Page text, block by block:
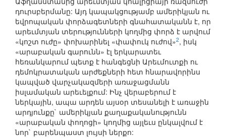
դուրսբերմանը: Այդ կապակցությամբ ամերիկյան ու
եվրոպական փորձագետների գնահատականն է, որ
արեւմտյան տերությունների կողմից փորձ է արվում
«կոշտ ուժը» փոխարինել «փափուկ ուժով»2, իսկ
«արաբական գարունն» էլ երկարատեւ
հեռանկարում պետք է հանգեցնի Արեւմուտքի ու
դեմոկրատական արժեքների հետ հնարավորինս
կապված վարչակազմերի առաջացմանն
իսլամական արեւելքում: Ինչ վերաբերում է
ներկային, ապա արդեն այսօր տեսանելի է առաջին
արդյունքը` ամերիկյան քաղաքականությունն
«արաբական փողոցի» կողմից այլեւս ընկալվում է
նոր` բարենպաստ լույսի ներքո: